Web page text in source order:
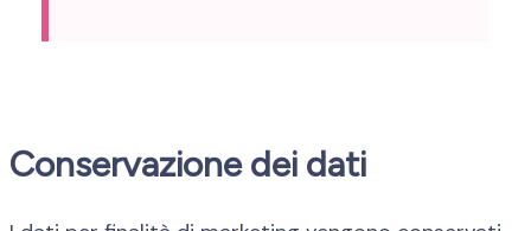
Conservazione dei dati